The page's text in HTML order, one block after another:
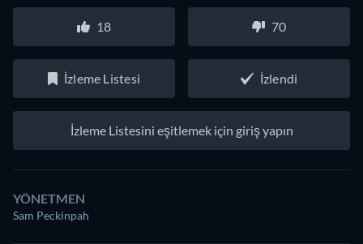
18 70
İzleme Listesi İzlendi
İzleme Listesini eşitlemek için giriş yapın
YÖNETMEN
Sam Peckinpah